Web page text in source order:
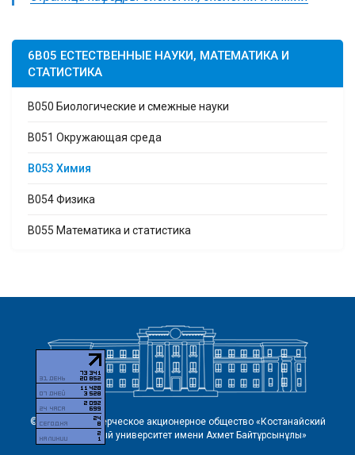
6B05 ЕСТЕСТВЕННЫЕ НАУКИ, МАТЕМАТИКА И
СТАТИСТИКА
B050 Биологические и смежные науки
B051 Окружающая среда
B053 Химия
B054 Физика
B055 Математика и статистика
© 2026 Некоммерческое акционерное общество «Костанайский
региональный университет имени Ахмет Байтұрсынұлы»